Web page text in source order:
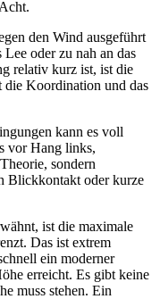
den Wind ausgeführt
oder zu nah an das
relativ kurz ist, ist die
die Koordination und das
kann es voll
vor Hang links,
sondern
Blickkontakt oder kurze
ist die maximale
Das ist extrem
ein moderner
erreicht. Es gibt keine
muss stehen. Ein